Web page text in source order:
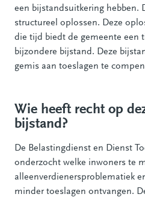
een bijstandsuitkering hebben.
structureel oplossen. Deze
die tijd biedt de gemeente een
bijzondere bijstand. Deze
gemis aan toeslagen te
Wie heeft recht op
bijstand?
De Belastingdienst en Dienst
onderzocht welke inwoners te
alleenverdienersproblematiek
minder toeslagen ontvangen.